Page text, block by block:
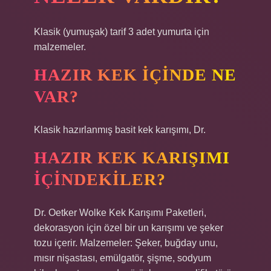
Klasik (yumuşak) tarif 3 adet yumurta için
malzemeler.
HAZIR KEK IÇINDE NE
VAR?
Klasik hazırlanmış basit kek karışımı, Dr.
HAZIR KEK KARIŞIMI
IÇINDEKILER?
Dr. Oetker Wolke Kek Karışımı Paketleri,
dekorasyon için özel bir un karışımı ve şeker
tozu içerir. Malzemeler: Şeker, buğday unu,
mısır nişastası, emülgatör, şişme, sodyum